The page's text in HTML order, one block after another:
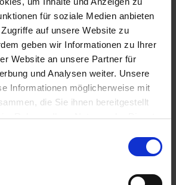
für soziale Medien anbieten
auf unsere Website zu
geben wir Informationen zu Ihrer
Website an unsere Partner für
und Analysen weiter. Unsere
Informationen möglicherweise mit
die Sie ihnen bereitgestellt
Rahmen Ihrer Nutzung der Dienste
- Freitag
- Freitag
mit dem Zonnetrein
Samstag